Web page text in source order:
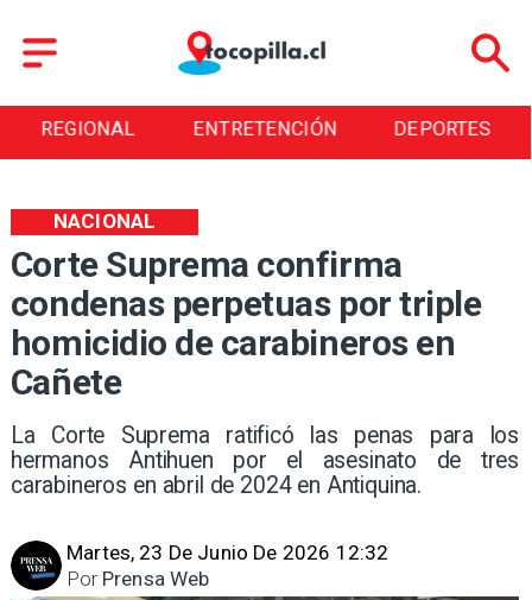
REGIONAL ENTRETENCIÓN DEPORTES
Corte Suprema confirma
condenas perpetuas por triple
homicidio de carabineros en
Cañete
La Corte Suprema ratificó las penas para los
hermanos Antihuen por el asesinato de tres
carabineros en abril de 2024 en Antiquina.
NACIONAL
Martes, 23 De Junio De 2026 12:32
Prensa Web
Por